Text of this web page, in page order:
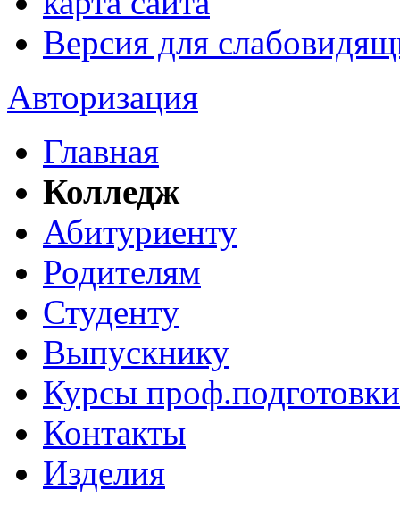
Версия для
Авторизация
Главная
Колледж
Абитуриенту
Родителям
Студенту
Выпускнику
Курсы проф.подготовки
Контакты
Изделия